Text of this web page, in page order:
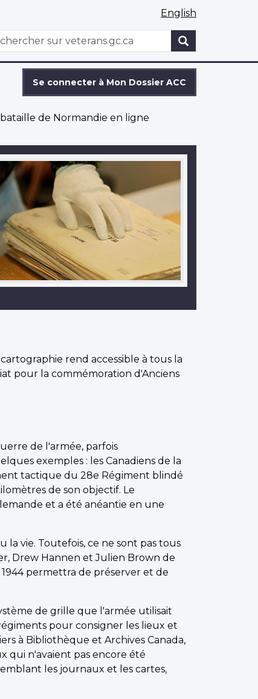
English
Se connecter à Mon Dossier ACC
de Normandie en ligne
rend accessible à tous la
pour la commémoration d'Anciens
de l'armée, parfois
exemples : les Canadiens de la
tactique du 28e Régiment blindé
de son objectif. Le
et a été anéantie en une
vie. Toutefois, ce ne sont pas tous
Drew Hannen et Julien Brown de
permettra de préserver et de
de grille que l'armée utilisait
pour consigner les lieux et
à Bibliothèque et Archives Canada,
qui n'avaient pas encore été
les journaux et les cartes,